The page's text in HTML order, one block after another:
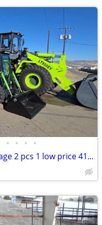
• • • •
Electric Skidsteer Combo Package 2 pcs 1 low price 41% Off